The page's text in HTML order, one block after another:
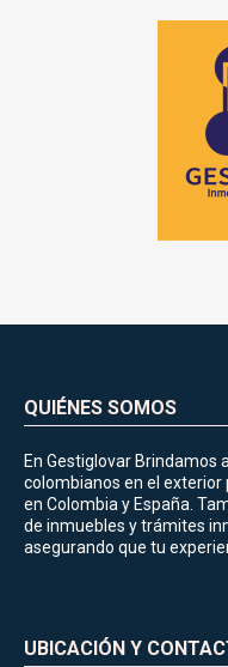
QUIÉNES SOMOS
En Gestiglovar Brindamos
colombianos en el exterior
en Colombia y España.
de inmuebles y trámites
asegurando que tu
UBICACIÓN Y